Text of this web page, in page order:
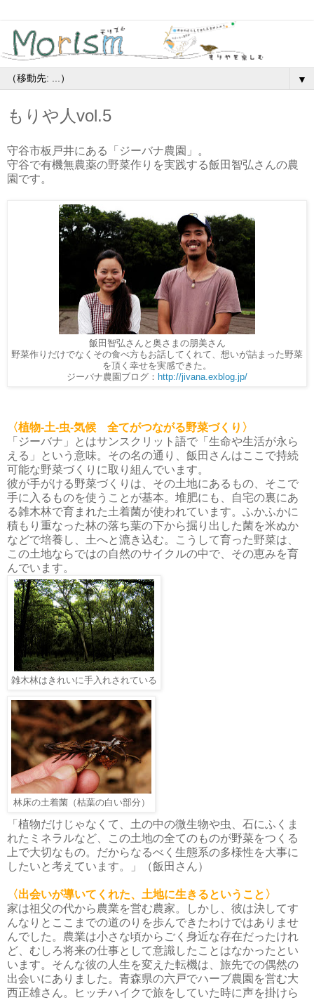
▼
もりや人vol.5
守谷市板戸井にある「ジーバナ農園」。
守谷で有機無農薬の野菜作りを実践する飯田智弘さんの農
園です。
飯田智弘さんと奥さまの朋美さん
野菜作りだけでなくその食べ方もお話してくれて、想いが詰まった野菜
を頂く幸せを実感できた。
ジーバナ農園ブログ： http://jivana.exblog.jp/
〈植物-土-虫-気候 全てがつながる野菜づくり〉
「ジーバナ」とはサンスクリット語で「生命や生活が永ら
える」という意味。その名の通り、飯田さんはここで持続
可能な野菜づくりに取り組んでいます。
彼が手がける野菜づくりは、その土地にあるもの、そこで
手に入るものを使うことが基本。堆肥にも、自宅の裏にあ
る雑木林で育まれた土着菌が使われています。ふかふかに
積もり重なった林の落ち葉の下から掘り出した菌を米ぬか
などで培養し、土へと漉き込む。こうして育った野菜は、
この土地ならではの自然のサイクルの中で、その恵みを育
んでいます。
雑木林はきれいに手入れされている
林床の土着菌（枯葉の白い部分）
「植物だけじゃなくて、土の中の微生物や虫、石にふくま
れたミネラルなど、この土地の全てのものが野菜をつくる
上で大切なもの。だからなるべく生態系の多様性を大事に
したいと考えています。」（飯田さん）
〈出会いが導いてくれた、土地に生きるということ〉
家は祖父の代から農業を営む農家。しかし、彼は決してす
んなりとここまでの道のりを歩んできたわけではありませ
んでした。農業は小さな頃からごく身近な存在だったけれ
ど、むしろ将来の仕事として意識したことはなかったとい
い ます。そんな彼の人生を変えた転機は、旅先での偶然の
出会いにありました。青森県の六戸でハーブ農園を営む大
西正雄さん。ヒッチハイクで旅をしていた時に声を掛けら